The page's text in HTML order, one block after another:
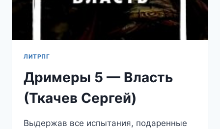
ЛИТРПГ
Дримеры 5 — Власть
(Ткачев Сергей)
Выдержав все испытания, подаренные